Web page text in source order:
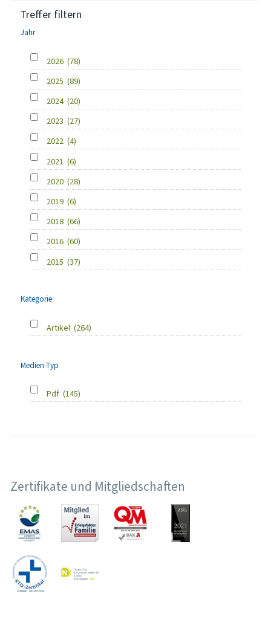
Treffer filtern
Jahr
2026 (78)
2025 (89)
2024 (20)
2023 (27)
2022 (4)
2021 (6)
2020 (28)
2019 (6)
2018 (66)
2016 (60)
2015 (37)
Kategorie
Artikel (264)
Medien-Typ
Pdf (145)
Zertifikate und Mitgliedschaften